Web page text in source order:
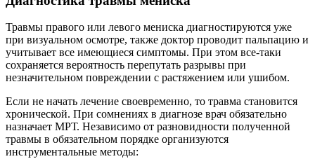
Травмы правого или левого мениска диагностируются уже
при визуальном осмотре, также доктор проводит пальпацию и
учитывает все имеющиеся симптомы. При этом все-таки
сохраняется вероятность перепутать разрывы при
незначительном повреждении с растяжением или ушибом.
Если не начать лечение своевременно, то травма становится
хронической. При сомнениях в диагнозе врач обязательно
назначает МРТ. Независимо от разновидности полученной
травмы в обязательном порядке организуются
инструментальные методы: